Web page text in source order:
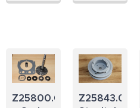
Z25800.07
Z25843.07